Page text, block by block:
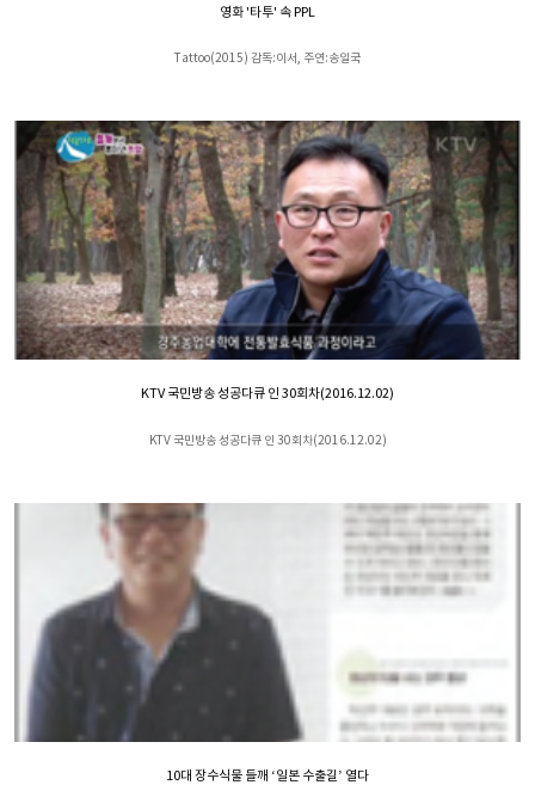
영화 '타투' 속 PPL
Tattoo(2015) 감독:이서, 주연:송일국
KTV 국민방송 성공다큐 인 30회차(2016.12.02)
KTV 국민방송 성공다큐 인 30회차(2016.12.02)
10대 장수식물 들깨 ‘일본 수출길’ 열다